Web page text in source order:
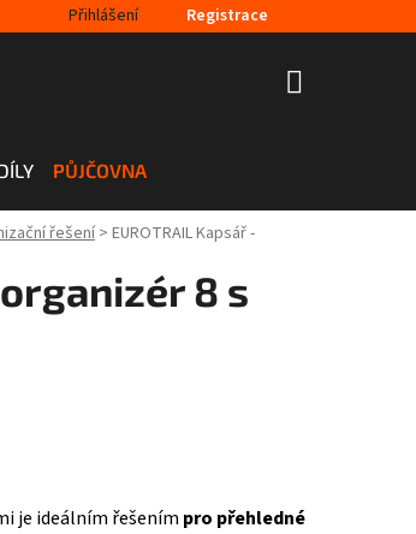
Přihlášení Registrace
PŮJČOVNA
řešení > EUROTRAIL Kapsář -
organizér 8 s
je ideálním řešením pro přehledné